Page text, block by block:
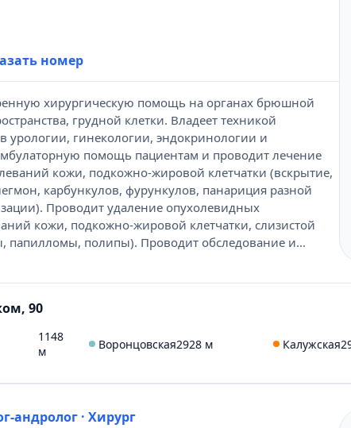
69-47номер
хирургическую помощь на органах брюшной
грудной клетки. Владеет техникой
урологии, гинекологии, эндокринологии и
помощь пациентам и проводит лечение
кожи, подкожно-жировой клетчатки (вскрытие,
карбункулов, фурункулов, панариция разной
Проводит удаление опухолевидных
кожи, подкожно-жировой клетчатки, слизистой
полипы). Проводит обследование и...
90
1148
м
Воронцовская2928 м Калужская
андролог · Хирург